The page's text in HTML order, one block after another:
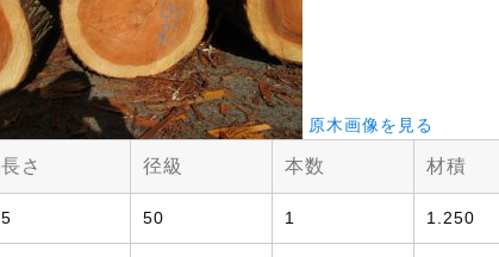
原木画像を見る
長さ 径級 本数 材積
5 50 1 1.250